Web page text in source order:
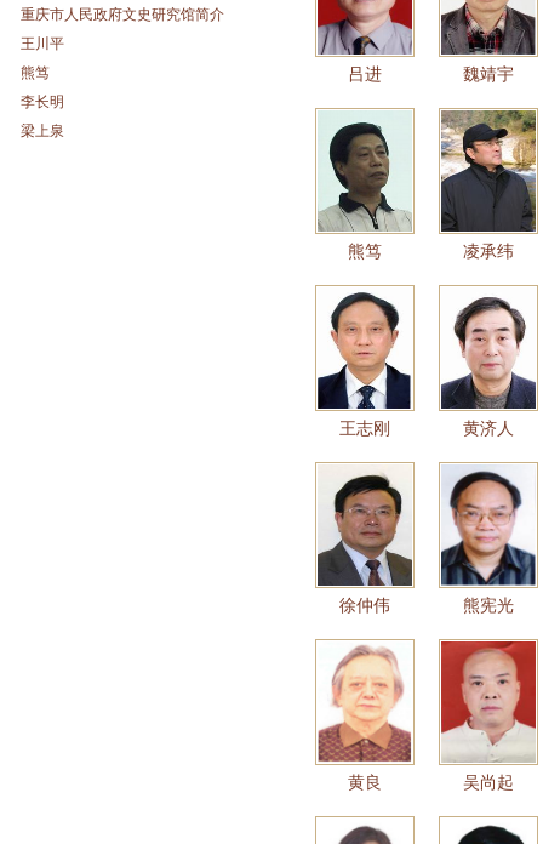
重庆市人民政府文史研究馆简介
王川平
熊笃
李长明
梁上泉
吕进 魏靖宇
熊笃 凌承纬
王志刚 黄济人
徐仲伟 熊宪光
黄良 吴尚起